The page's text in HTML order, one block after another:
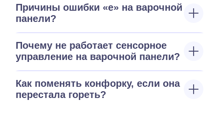
Причины ошибки «е» на варочной
панели?
Почему не работает сенсорное
управление на варочной панели?
Как поменять конфорку, если она
перестала гореть?